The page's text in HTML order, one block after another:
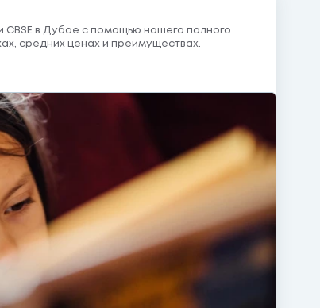
в Дубае с помощью нашего полного
средних ценах и преимуществах.